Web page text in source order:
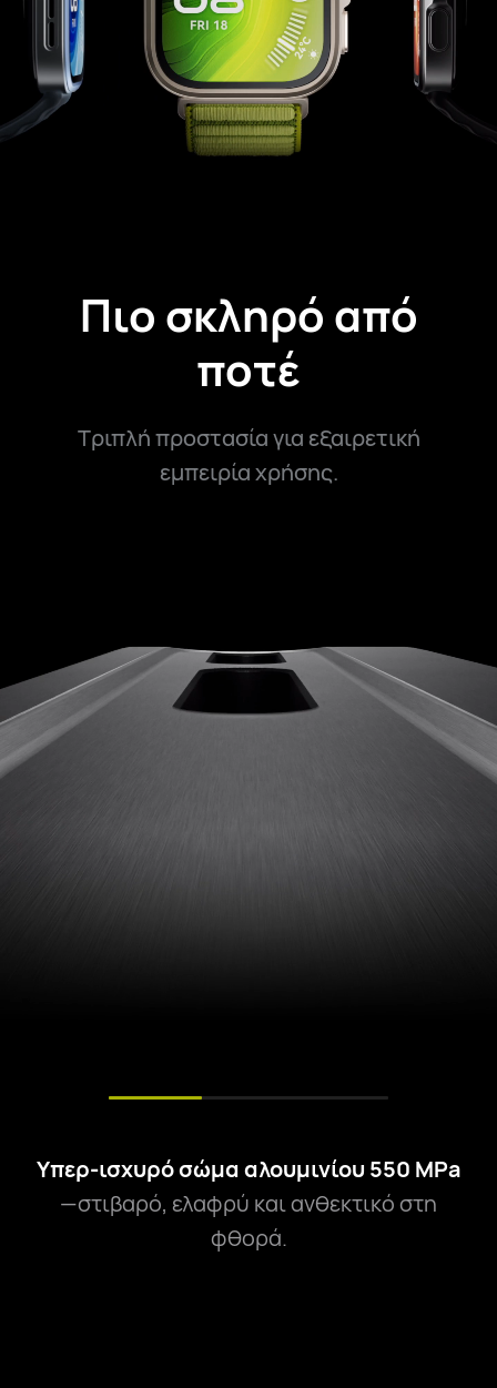
Πιο σκληρό από
ποτέ
Τριπλή προστασία για εξαιρετική
εμπειρία χρήσης.
Υπερ-ισχυρό σώμα αλουμινίου 550 MPa
—στιβαρό, ελαφρύ και ανθεκτικό στη
φθορά.